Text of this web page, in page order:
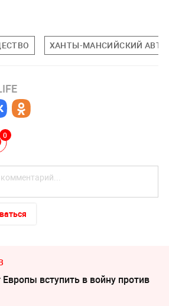
ХАНТЫ-МАНСИЙСКИЙ
0
вступить в войну против